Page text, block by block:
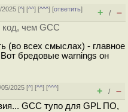
2025 [^] [^^] [^^^] [ответить]
+ / –
чем GCC
(во всех смыслах) - главное
бредовые warnings он
2025 [^] [^^] [^^^]
+ / –
GCC тупо для GPL ПО,